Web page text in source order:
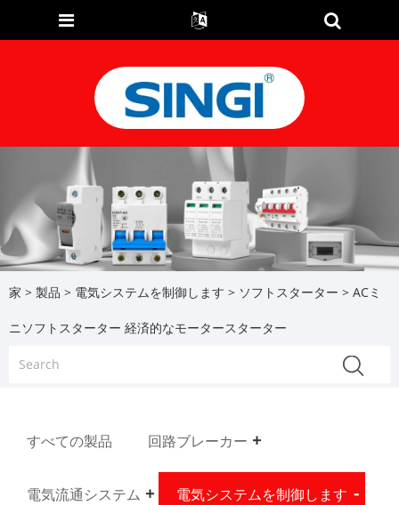
家 > 製品 > 電気システムを制御します > ソフトスターター > ACミ
ニソフトスターター 経済的なモータースターター
すべての製品 回路ブレーカー
電気流通システム 電気システムを制御します